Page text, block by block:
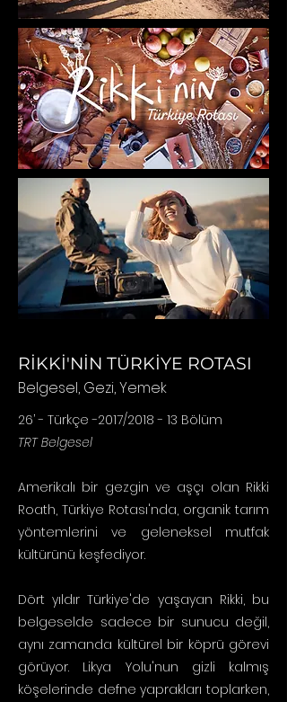
RİKKİ'NİN TÜRKİYE ROTASI
Belgesel, Gezi, Yemek
26’ - Türkçe -2017/2018 - 13 Bölüm
TRT Belgesel
Amerikalı bir gezgin ve aşçı olan Rikki
Roath, Türkiye Rotası'nda, organik tarım
yöntemlerini ve geleneksel mutfak
kültürünü keşfediyor.
Dört yıldır Türkiye'de yaşayan Rikki, bu
belgeselde sadece bir sunucu değil,
aynı zamanda kültürel bir köprü görevi
görüyor. Likya Yolu'nun gizli kalmış
köşelerinde defne yaprakları toplarken,